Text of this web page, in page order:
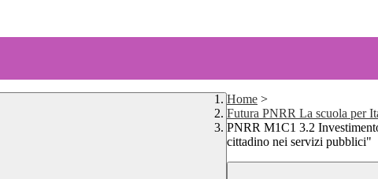
Home >
Futura PNRR La scuola per
PNRR M1C1 3.2
cittadino nei servizi pubblici"